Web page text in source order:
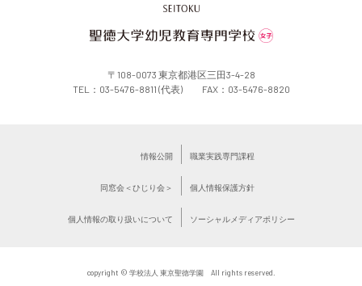
〒108-0073 東京都港区三田3-4-28
TEL：03-5476-8811 (代表) FAX：03-5476-8820
情報公開 職業実践専門課程
同窓会＜ひじり会＞ 個人情報保護方針
個人情報の取り扱いについて ソーシャルメディアポリシー
copyright © 学校法人 東京聖徳学園 All rights reserved.